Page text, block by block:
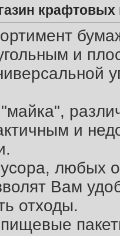
крафтовых
и
и
любых
Вам
отходы.